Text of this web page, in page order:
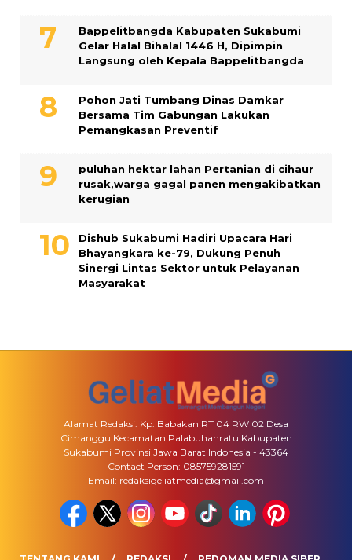
Bappelitbangda Kabupaten Sukabumi
Gelar Halal Bihalal 1446 H, Dipimpin
Langsung oleh Kepala Bappelitbangda
Pohon Jati Tumbang Dinas Damkar
Bersama Tim Gabungan Lakukan
Pemangkasan Preventif
puluhan hektar lahan Pertanian di cihaur
rusak,warga gagal panen mengakibatkan
kerugian
Dishub Sukabumi Hadiri Upacara Hari
Bhayangkara ke-79, Dukung Penuh
Sinergi Lintas Sektor untuk Pelayanan
Masyarakat
Alamat Redaksi: Kp. Babakan RT 04 RW 02 Desa
Cimanggu Kecamatan Palabuhanratu Kabupaten
Sukabumi Provinsi Jawa Barat Indonesia - 43364
Contact Person: 085759281591
Email: redaksigeliatmedia@gmail.com